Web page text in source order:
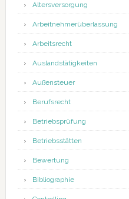
Altersversorgung
Arbeitnehmerüberlassung
Arbeitsrecht
Auslandstätigkeiten
Außensteuer
Berufsrecht
Betriebsprüfung
Betriebsstätten
Bewertung
Bibliographie